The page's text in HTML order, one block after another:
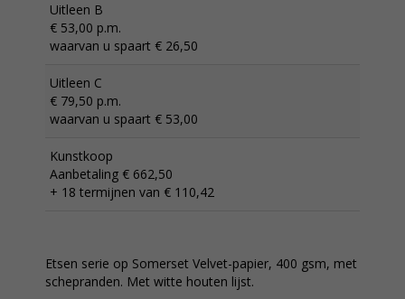
Uitleen B
€ 53,00 p.m.
waarvan u spaart € 26,50
Uitleen C
€ 79,50 p.m.
waarvan u spaart € 53,00
Kunstkoop
Aanbetaling € 662,50
+ 18 termijnen van € 110,42
Etsen serie op Somerset Velvet-papier, 400 gsm, met
schepranden. Met witte houten lijst.